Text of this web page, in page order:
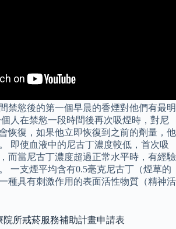
禁慾後的第一個早晨的香煙對他們有最明
人在禁慾一段時間後再次吸煙時，對尼
恢復，如果他立即恢復到之前的劑量，他
即使血液中的尼古丁濃度較低，首次吸
而當尼古丁濃度超過正常水平時，有經驗
一支煙平均含有0.5毫克尼古丁（煙草的
種具有刺激作用的表面活性物質（精神活
院所戒菸服務補助計畫申請表